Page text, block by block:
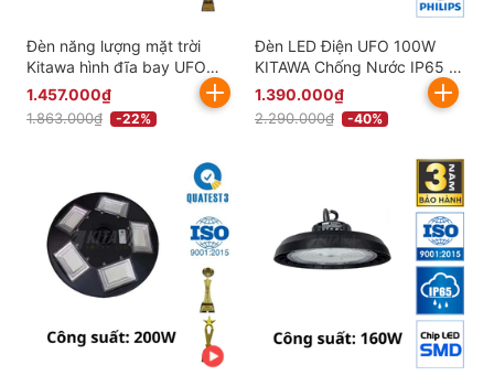
Đèn năng lượng mặt trời
Kitawa hình đĩa bay UFO
300W UF2300
1.457.000₫
1.863.000₫ -22%
Đèn LED Điện UFO 100W
KITAWA Chống Nước IP65 -
UFO1100A
1.390.000₫
2.290.000₫ -40%